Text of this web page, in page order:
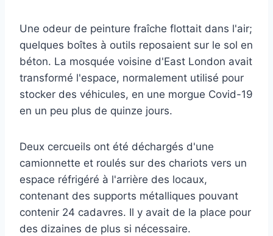
Une odeur de peinture fraîche flottait dans l'air;
quelques boîtes à outils reposaient sur le sol en
béton. La mosquée voisine d'East London avait
transformé l'espace, normalement utilisé pour
stocker des véhicules, en une morgue Covid-19
en un peu plus de quinze jours.
Deux cercueils ont été déchargés d'une
camionnette et roulés sur des chariots vers un
espace réfrigéré à l'arrière des locaux,
contenant des supports métalliques pouvant
contenir 24 cadavres. Il y avait de la place pour
des dizaines de plus si nécessaire.